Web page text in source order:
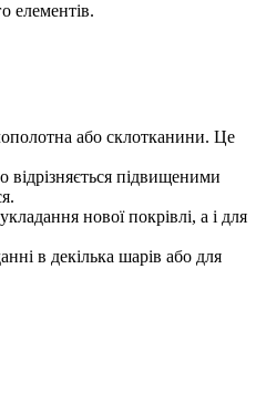
елементів.
або склотканини. Це
підвищеними
нової покрівлі, а і для
в декілька шарів або для